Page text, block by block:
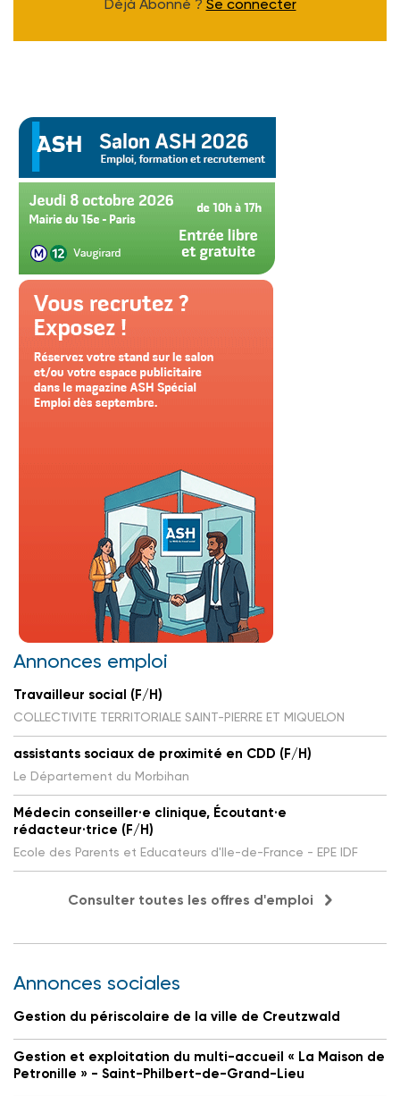
Déjà Abonné ? Se connecter
Annonces emploi
Travailleur social (F/H)
COLLECTIVITE TERRITORIALE SAINT-PIERRE ET MIQUELON
assistants sociaux de proximité en CDD (F/H)
Le Département du Morbihan
Médecin conseiller·e clinique, Écoutant·e
rédacteur·trice (F/H)
Ecole des Parents et Educateurs d'Ile-de-France - EPE IDF
Consulter toutes les offres d'emploi
Annonces sociales
Gestion du périscolaire de la ville de Creutzwald
Gestion et exploitation du multi-accueil « La Maison de
Petronille » - Saint-Philbert-de-Grand-Lieu